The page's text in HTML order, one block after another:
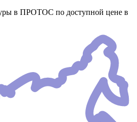
в ПРОТОС по доступной цене в